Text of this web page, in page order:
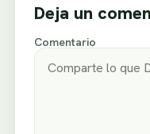
Deja un
Comentario